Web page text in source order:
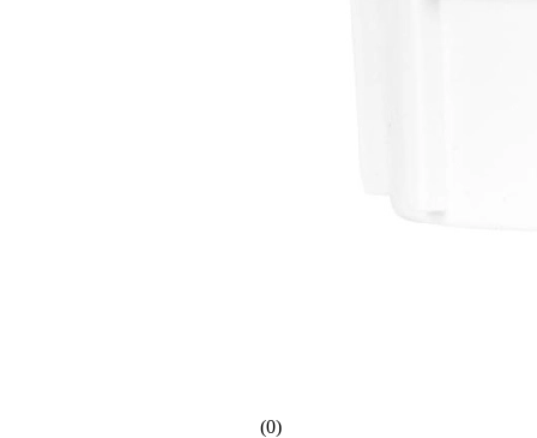
(0)